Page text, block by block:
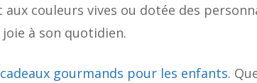
couleurs vives ou dotée des
à son quotidien.
cadeaux gourmands pour les enfants.